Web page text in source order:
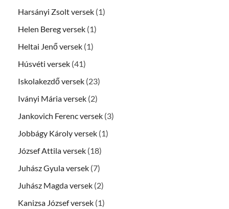
Harsányi Zsolt versek (1)
Helen Bereg versek (1)
Heltai Jenő versek (1)
Húsvéti versek (41)
Iskolakezdő versek (23)
Iványi Mária versek (2)
Jankovich Ferenc versek (3)
Jobbágy Károly versek (1)
József Attila versek (18)
Juhász Gyula versek (7)
Juhász Magda versek (2)
Kanizsa József versek (1)